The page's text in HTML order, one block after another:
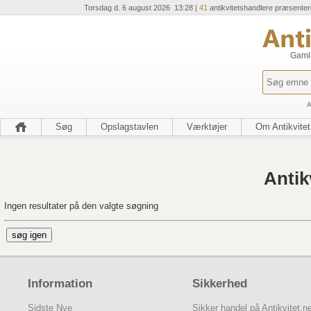
Torsdag d. 6 august 2026 13:28 | 41 antikvitetshandlere
Søg Opslagstavlen Værktøjer Om
Ingen resultater på den valgte søgning
Information
Sidste Nye
Sikkerhed
Sikker handel på